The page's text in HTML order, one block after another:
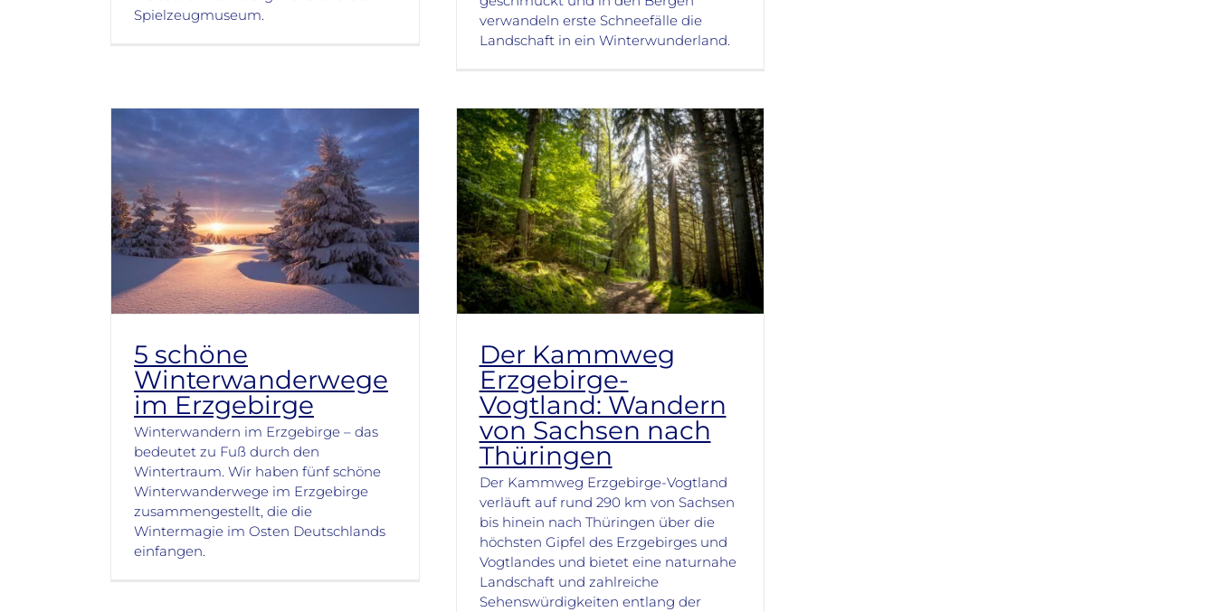
Spielzeugmuseum.
verwandeln erste Schneefälle die
Landschaft in ein Winterwunderland.
5 schöne
Winterwanderwege
im Erzgebirge
Winterwandern im Erzgebirge – das
bedeutet zu Fuß durch den
Wintertraum. Wir haben fünf schöne
Winterwanderwege im Erzgebirge
zusammengestellt, die die
Wintermagie im Osten Deutschlands
einfangen.
Der Kammweg
Erzgebirge-
Vogtland: Wandern
von Sachsen nach
Thüringen
Der Kammweg Erzgebirge-Vogtland
verläuft auf rund 290 km von Sachsen
bis hinein nach Thüringen über die
höchsten Gipfel des Erzgebirges und
Vogtlandes und bietet eine naturnahe
Landschaft und zahlreiche
Sehenswürdigkeiten entlang der